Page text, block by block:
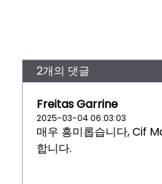
2개의 댓글
Freitas Garrine
2025-03-04 06:03:03
매우 흥미롭습니다, Cif
합니다.